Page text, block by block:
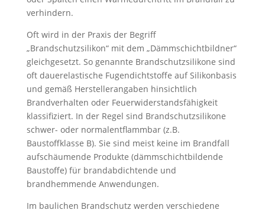
verhindern.
Oft wird in der Praxis der Begriff
„Brandschutzsilikon“ mit dem „Dämmschichtbildner“
gleichgesetzt. So genannte Brandschutzsilikone sind
oft dauerelastische Fugendichtstoffe auf Silikonbasis
und gemäß Herstellerangaben hinsichtlich
Brandverhalten oder Feuerwiderstandsfähigkeit
klassifiziert. In der Regel sind Brandschutzsilikone
schwer- oder normalentflammbar (z.B.
Baustoffklasse B). Sie sind meist keine im Brandfall
aufschäumende Produkte (dämmschichtbildende
Baustoffe) für brandabdichtende und
brandhemmende Anwendungen.
Im baulichen Brandschutz werden verschiedene